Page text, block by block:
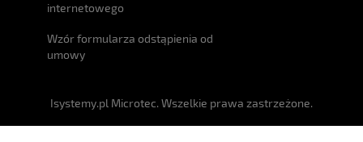
internetowego
Wzór formularza odstąpienia od
umowy
Isystemy.pl Microtec. Wszelkie prawa zastrzeżone.